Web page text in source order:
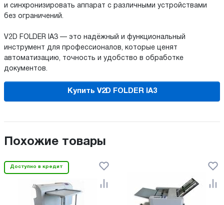
и синхронизировать аппарат с различными устройствами
без ограничений.
V2D FOLDER IA3 — это надёжный и функциональный
инструмент для профессионалов, которые ценят
автоматизацию, точность и удобство в обработке
документов.
Купить V2D FOLDER IA3
Похожие товары
Доступно в кредит